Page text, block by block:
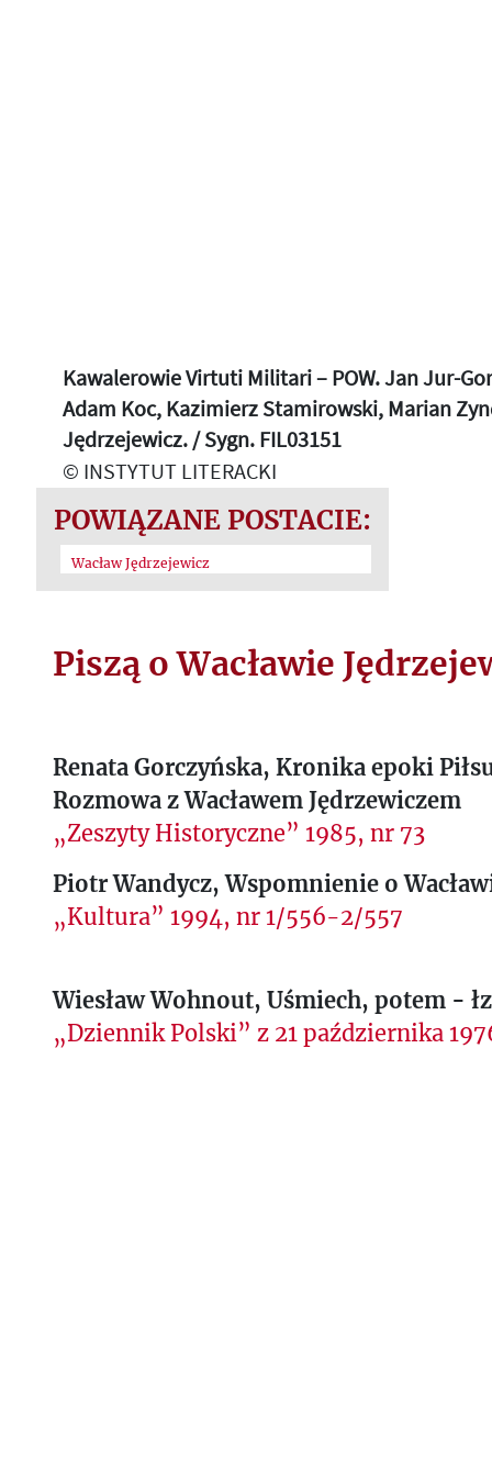
Kawalerowie Virtuti Militari – POW. Jan Jur-
Adam Koc, Kazimierz Stamirowski, Marian
Jędrzejewicz. / Sygn. FIL03151
© INSTYTUT LITERACKI
POWIĄZANE POSTACIE:
Wacław Jędrzejewicz
Piszą o Wacławie
Renata Gorczyńska, Kronika epoki
Rozmowa z Wacławem Jędrzewiczem
„Zeszyty Historyczne” 1985, nr 73
Piotr Wandycz, Wspomnienie o
„Kultura” 1994, nr 1/556-2/557
Wiesław Wohnout, Uśmiech, potem -
„Dziennik Polski” z 21 października